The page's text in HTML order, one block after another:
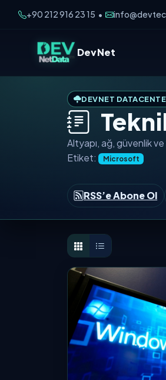
+90 212 916 23 15 •
DevNet
DEVNET
Altyapı, ağ, güvenlik
Etiket:
Microsoft
RSS’e Abone Ol